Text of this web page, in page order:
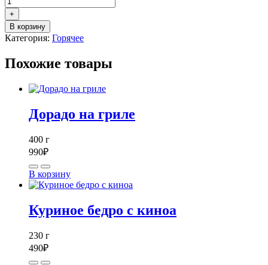
+
В корзину
Категория: Горячее
Похожие товары
Дорадо на гриле
400 г
990₽
В корзину
Куриное бедро с киноа
230 г
490₽